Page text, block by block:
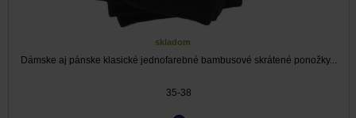
skladom
Dámske aj pánske klasické jednofarebné bambusové skrátené ponožky...
35-38